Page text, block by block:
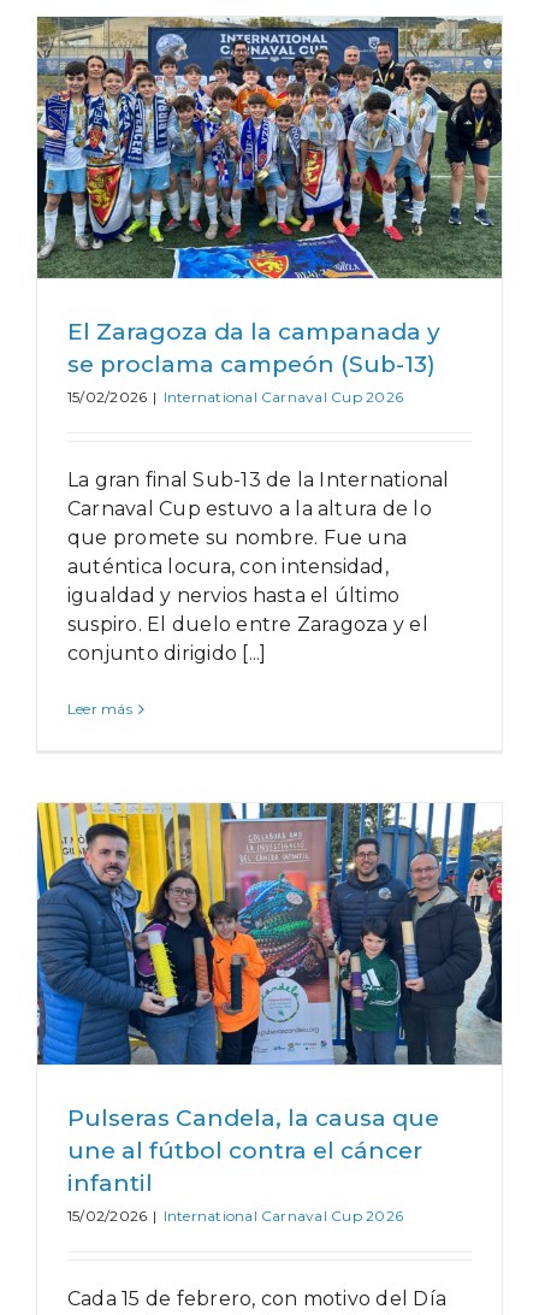
El Zaragoza da la campanada y
se proclama campeón (Sub-13)
15/02/2026 | International Carnaval Cup 2026
La gran final Sub-13 de la International
Carnaval Cup estuvo a la altura de lo
que promete su nombre. Fue una
auténtica locura, con intensidad,
igualdad y nervios hasta el último
suspiro. El duelo entre Zaragoza y el
conjunto dirigido [...]
Leer más
Pulseras Candela, la causa que
une al fútbol contra el cáncer
infantil
15/02/2026 | International Carnaval Cup 2026
Cada 15 de febrero, con motivo del Día